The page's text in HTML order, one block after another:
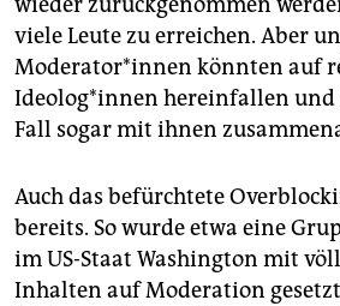
viele Leute zu erreichen. Aber
Moderator*innen könnten auf
Ideolog*innen hereinfallen
Fall sogar mit ihnen
Auch das befürchtete
bereits. So wurde etwa eine
im US-Staat Washington mit
Inhalten auf Moderation